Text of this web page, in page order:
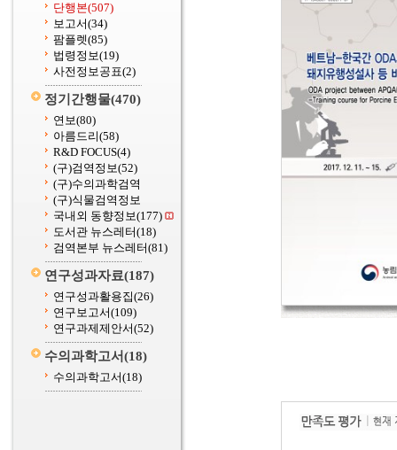
단행본(507)
보고서(34)
팜플렛(85)
법령정보(19)
사전정보공표(2)
정기간행물(470)
연보(80)
아름드리(58)
R&D FOCUS(4)
(구)검역정보(52)
(구)수의과학검역
(구)식물검역정보
국내외 동향정보(177)
도서관 뉴스레터(18)
검역본부 뉴스레터(81)
연구성과자료(187)
연구성과활용집(26)
연구보고서(109)
연구과제제안서(52)
수의과학고서(18)
수의과학고서(18)